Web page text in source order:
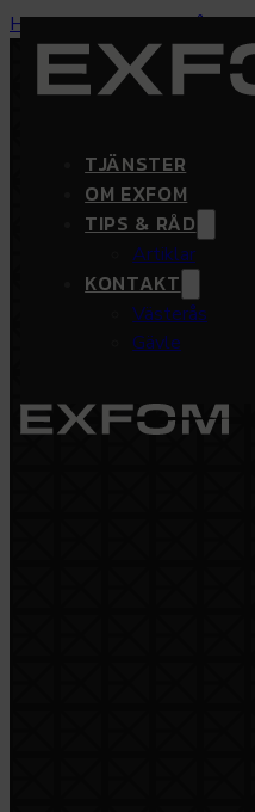
Hoppa till huvudinnehåll
TJÄNSTER
OM EXFOM
TIPS & RÅD
Artiklar
KONTAKT
Västerås
Gävle
I
OCH